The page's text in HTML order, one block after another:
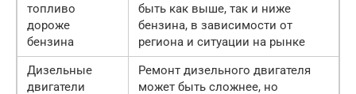
топливо
дороже
бензина
быть как выше, так и ниже
бензина, в зависимости от
региона и ситуации на рынке
Дизельные
двигатели
Ремонт дизельного двигателя
может быть сложнее, но